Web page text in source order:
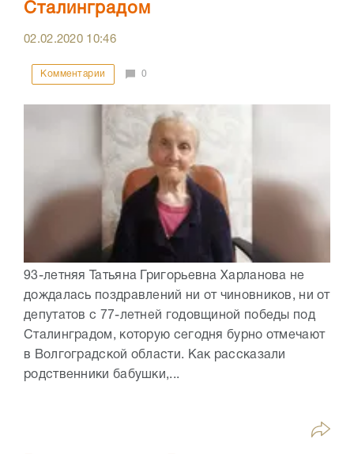
Сталинградом
02.02.2020 10:46
Комментарии 0
93-летняя Татьяна Григорьевна Харланова не
дождалась поздравлений ни от чиновников, ни от
депутатов с 77-летней годовщиной победы под
Сталинградом, которую сегодня бурно отмечают
в Волгоградской области. Как рассказали
родственники бабушки,...